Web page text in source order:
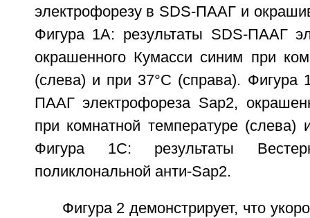
электрофорезу в SDS-ПААГ и
Фигура 1А: результаты SDS-ПААГ
окрашенного Кумасси синим при
(слева) и при 37°С (справа). Фигура
ПААГ электрофореза Sap2,
при комнатной температуре (слева)
Фигура 1C: результаты
поликлональной анти-Sap2.
Фигура 2 демонстрирует, что